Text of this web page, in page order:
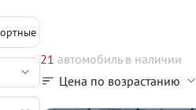
21 автомобильв наличии
Цена по возрастанию